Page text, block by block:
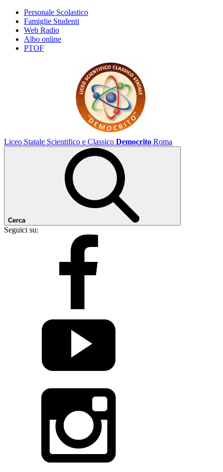
Personale Scolastico
Famiglie Studenti
Web Radio
Albo online
PTOF
Liceo Statale Scientifico e Classico Democrito Roma
Cerca
Seguici su: